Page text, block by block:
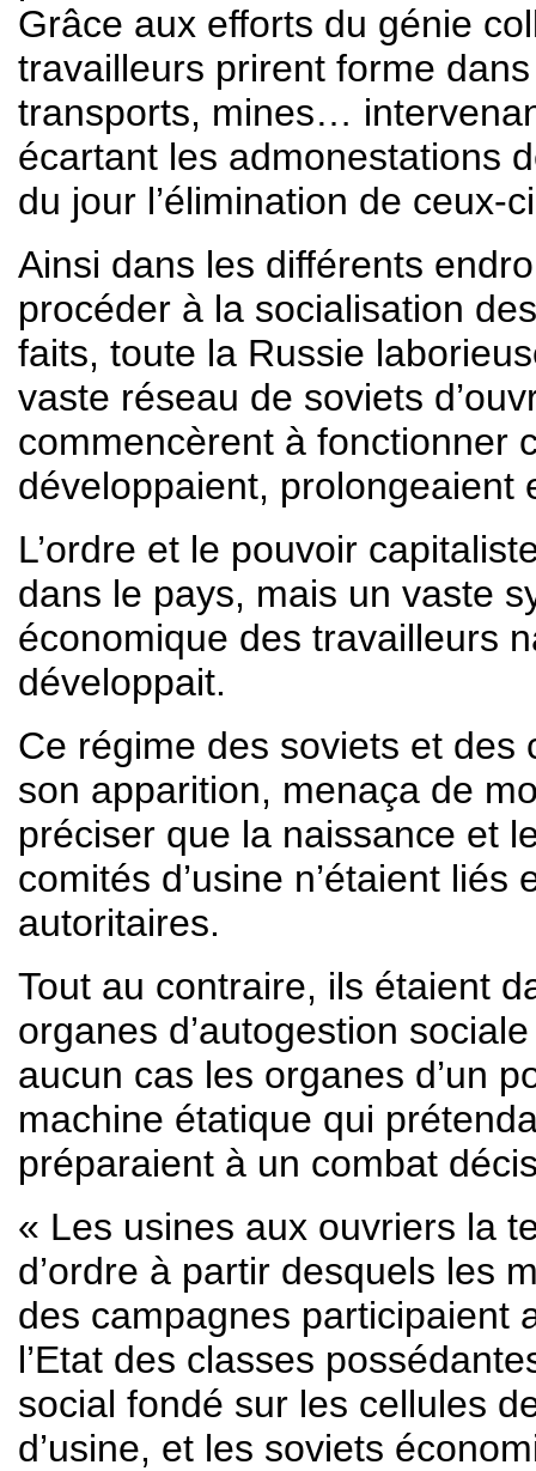
Grâce aux efforts du génie
travailleurs prirent forme
transports, mines…
écartant les admonestations
du jour l’élimination de ceux-
Ainsi dans les différents
procéder à la socialisation
faits, toute la Russie
vaste réseau de soviets
commencèrent à fonctionner
développaient, prolongeaient
L’ordre et le pouvoir
dans le pays, mais un vaste
économique des travailleurs
développait.
Ce régime des soviets et des
son apparition, menaça de
préciser que la naissance et
comités d’usine n’étaient
autoritaires.
Tout au contraire, ils étaient
organes d’autogestion
aucun cas les organes d’un
machine étatique qui
préparaient à un combat
« Les usines aux ouvriers la
d’ordre à partir desquels les
des campagnes participaient
l’Etat des classes
social fondé sur les cellules
d’usine, et les soviets